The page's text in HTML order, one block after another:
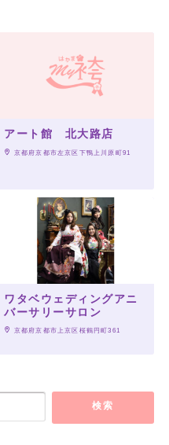
アート館 北大路店
京都府京都市左京区下鴨上川原町91
ワタベウェディングアニ
バーサリーサロン
京都府京都市上京区桜鶴円町361
検索